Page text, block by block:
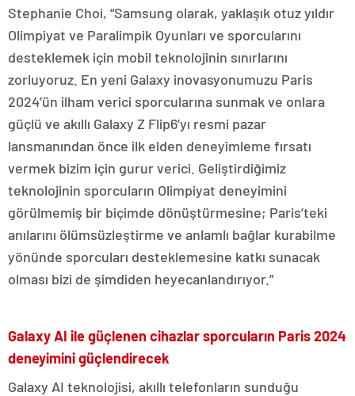
Stephanie Choi, “Samsung olarak, yaklaşık otuz yıldır
Olimpiyat ve Paralimpik Oyunları ve sporcularını
desteklemek için mobil teknolojinin sınırlarını
zorluyoruz. En yeni Galaxy inovasyonumuzu Paris
2024’ün ilham verici sporcularına sunmak ve onlara
güçlü ve akıllı Galaxy Z Flip6’yı resmi pazar
lansmanından önce ilk elden deneyimleme fırsatı
vermek bizim için gurur verici. Geliştirdiğimiz
teknolojinin sporcuların Olimpiyat deneyimini
görülmemiş bir biçimde dönüştürmesine; Paris’teki
anılarını ölümsüzleştirme ve anlamlı bağlar kurabilme
yönünde sporcuları desteklemesine katkı sunacak
olması bizi de şimdiden heyecanlandırıyor.”
Galaxy AI ile güçlenen cihazlar sporcuların Paris 2024
deneyimini güçlendirecek
Galaxy AI teknolojisi, akıllı telefonların sunduğu